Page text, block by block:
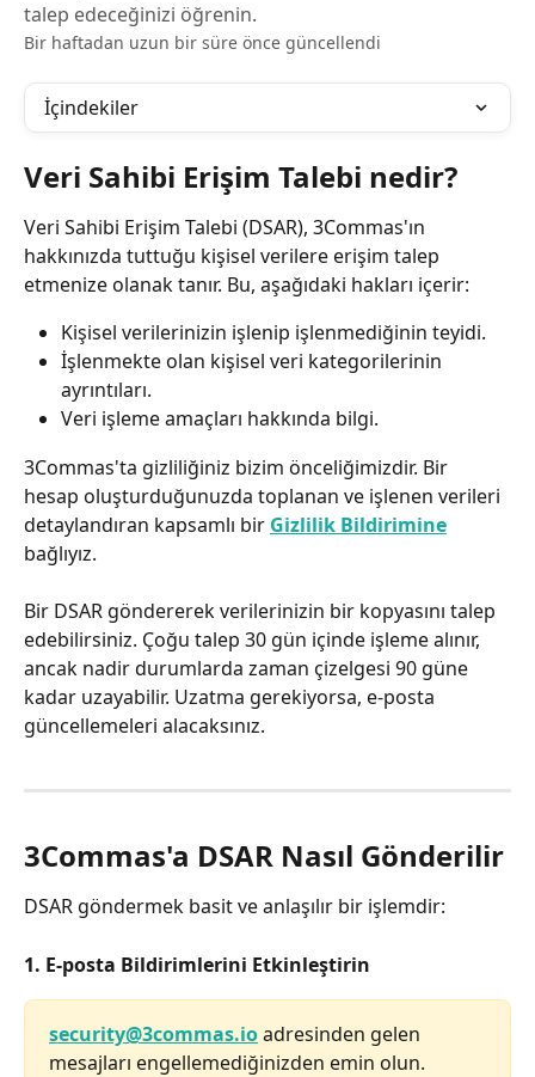
talep edeceğinizi öğrenin.
Bir haftadan uzun bir süre önce güncellendi
İçindekiler
Veri Sahibi Erişim Talebi nedir?
Veri Sahibi Erişim Talebi (DSAR), 3Commas'ın
hakkınızda tuttuğu kişisel verilere erişim talep
etmenize olanak tanır. Bu, aşağıdaki hakları içerir:
Kişisel verilerinizin işlenip işlenmediğinin teyidi.
İşlenmekte olan kişisel veri kategorilerinin
ayrıntıları.
Veri işleme amaçları hakkında bilgi.
3Commas'ta gizliliğiniz bizim önceliğimizdir. Bir
hesap oluşturduğunuzda toplanan ve işlenen verileri
detaylandıran kapsamlı bir Gizlilik Bildirimine
bağlıyız.
Bir DSAR göndererek verilerinizin bir kopyasını talep
edebilirsiniz. Çoğu talep 30 gün içinde işleme alınır,
ancak nadir durumlarda zaman çizelgesi 90 güne
kadar uzayabilir. Uzatma gerekiyorsa, e-posta
güncellemeleri alacaksınız.
3Commas'a DSAR Nasıl Gönderilir
DSAR göndermek basit ve anlaşılır bir işlemdir:
1. E-posta Bildirimlerini Etkinleştirin
security@3commas.io adresinden gelen
mesajları engellemediğinizden emin olun.